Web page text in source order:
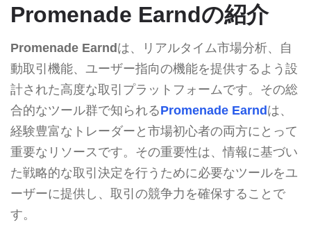
Promenade Earndの紹介
Promenade Earndは、リアルタイム市場分析、自
動取引機能、ユーザー指向の機能を提供するよう設
計された高度な取引プラットフォームです。その総
合的なツール群で知られるPromenade Earndは、
経験豊富なトレーダーと市場初心者の両方にとって
重要なリソースです。その重要性は、情報に基づい
た戦略的な取引決定を行うために必要なツールをユ
ーザーに提供し、取引の競争力を確保することで
す。